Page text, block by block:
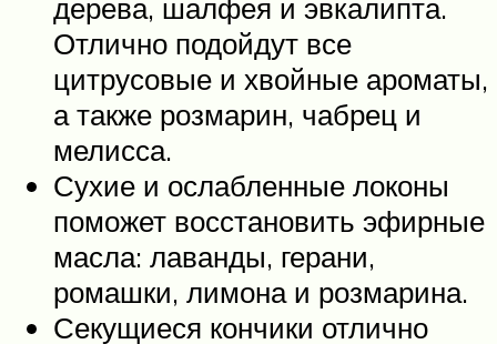
дерева, шалфея и эвкалипта.
Отлично подойдут все
цитрусовые и хвойные ароматы,
а также розмарин, чабрец и
мелисса.
Сухие и ослабленные локоны
поможет восстановить эфирные
масла: лаванды, герани,
ромашки, лимона и розмарина.
Секущиеся кончики отлично